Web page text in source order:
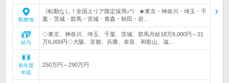
勤務地
《転勤なし！全国エリア限定採用♪*》 ★東京・神奈川・埼玉・千
葉・茨城・群馬・宮城・青森・秋田・岩…
給与
◇東京、神奈川、埼玉、千葉、茨城、群馬月給18万8,000円～21
万6,000円◇大阪、京都、兵庫、奈良、和歌山、滋…
初年度
年収
250万円～290万円